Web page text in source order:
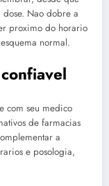
Nao dobre a
proximo do horario
normal.
com seu medico
de farmacias
a
e posologia,